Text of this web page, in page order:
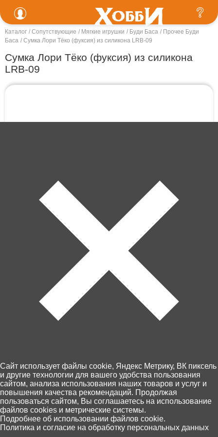
Каталог Сопутствующие Мягкие игрушки Буди Баса
Прочее Буди
Баса
Сумка Лори Тёко (фуксия) из силикона LRB-09
Сумка Лори Тёко (фуксия) из силикона
LRB-09
Артикул: LRB-09
Контакты
Доставка и оплата
Магазины
Возврат товара
Персональные данные
Главная Каталог Корзина
0
Избранное Поиск
Cайт использует файлы cookie, Яндекс Метрику, ВК пиксель
и другие технологии для вашего удобства пользования
сайтом, анализа использования наших товаров и услуг и
повышения качества рекомендаций. Продолжая
пользоваться сайтом, Вы соглашаетесь на использование
файлов cookies и метрические системы.
Подробнее об использовании файлов cookie.
Политика и согласие на обработку персональных данных